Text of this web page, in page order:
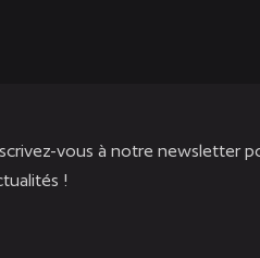
vous à notre newsletter
!